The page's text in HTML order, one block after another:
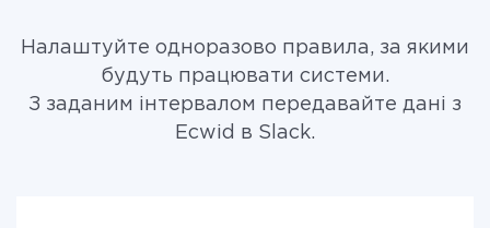
Налаштуйте одноразово правила, за якими
будуть працювати системи.
З заданим інтервалом передавайте дані з
Ecwid в Slack.